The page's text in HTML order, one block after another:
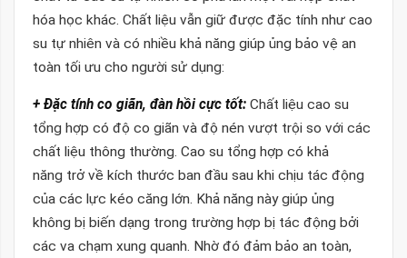
hóa học khác. Chất liệu vẫn giữ được đặc tính như cao
su tự nhiên và có nhiều khả năng giúp ủng bảo vệ an
toàn tối ưu cho người sử dụng:
+ Đặc tính co giãn, đàn hồi cực tốt: Chất liệu cao su
tổng hợp có độ co giãn và độ nén vượt trội so với các
chất liệu thông thường. Cao su tổng hợp có khả
năng trở về kích thước ban đầu sau khi chịu tác động
của các lực kéo căng lớn. Khả năng này giúp ủng
không bị biến dạng trong trường hợp bị tác động bởi
các va chạm xung quanh. Nhờ đó đảm bảo an toàn,